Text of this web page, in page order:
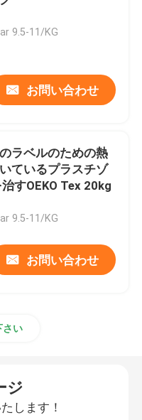
ティング
ム
9.5-11/KG
お問い合わせ
ラベルのための熱
ているプラスチゾ
すOEKO Tex 20kg
9.5-11/KG
お問い合わせ
さい
ジ
します！